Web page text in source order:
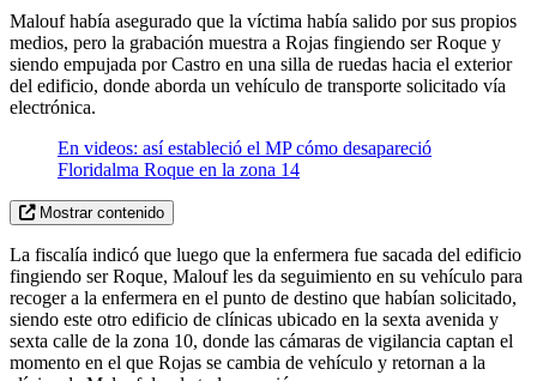
Malouf había asegurado que la víctima había salido por sus propios
medios, pero la grabación muestra a Rojas fingiendo ser Roque y
siendo empujada por Castro en una silla de ruedas hacia el exterior
del edificio, donde aborda un vehículo de transporte solicitado vía
electrónica.
En videos: así estableció el MP cómo desapareció
Floridalma Roque en la zona 14
Mostrar contenido
La fiscalía indicó que luego que la enfermera fue sacada del edificio
fingiendo ser Roque, Malouf les da seguimiento en su vehículo para
recoger a la enfermera en el punto de destino que habían solicitado,
siendo este otro edificio de clínicas ubicado en la sexta avenida y
sexta calle de la zona 10, donde las cámaras de vigilancia captan el
momento en el que Rojas se cambia de vehículo y retornan a la